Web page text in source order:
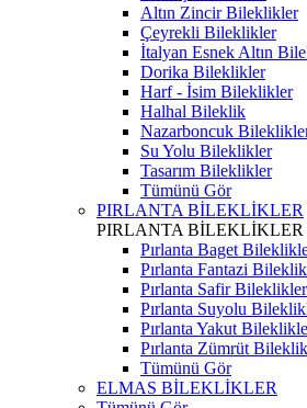
Altın Zincir Bileklikler
Çeyrekli Bileklikler
İtalyan Esnek Altın
Dorika Bileklikler
Harf - İsim Bileklikler
Halhal Bileklik
Nazarboncuk
Su Yolu Bileklikler
Tasarım Bileklikler
Tümünü Gör
PIRLANTA BİLEKLİKLER
PIRLANTA BİLEKLİKLER
Pırlanta Baget
Pırlanta Fantazi
Pırlanta Safir Bileklikler
Pırlanta Suyolu
Pırlanta Yakut
Pırlanta Zümrüt
Tümünü Gör
ELMAS BİLEKLİKLER